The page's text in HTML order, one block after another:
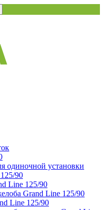
одиночной установки
90
Line 125/90
Grand Line 125/90
Line 125/90